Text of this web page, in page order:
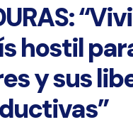
hostil
y sus